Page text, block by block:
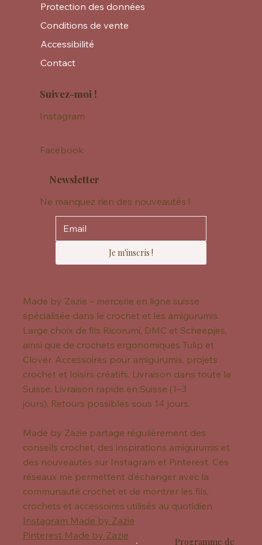
Protection des données
Conditions de vente
Accessibilité
Contact
Suivez-moi !
Instagram
Facebook
Newsletter
Ne manquez rien des nouveautés !
Je m'inscris !
Made by Zazie – mercerie en ligne suisse
spécialisée dans le crochet et les amigurumis.
Large choix de fils Ricorumi, DMC et Scheepjes,
ainsi que de crochets ergonomiques Tulip et
Clover. Accessoires pour amigurumis, projets
crochet et loisirs créatifs. Livraison dans toute la
Suisse. Livraison rapide en Suisse (1–3
jours). Retours possibles sous 14 jours.
Made by Zazie partage régulièrement des
conseils crochet, des inspirations amigurumis et
des nouveautés sur Instagram et Pinterest. Ces
réseaux me permettent d’échanger avec la
communauté crochet et de montrer les fils,
crochets et accessoires utilisés au quotidien.
Instagram Made by Zazie
Pinterest Made by Zazie
Programme de